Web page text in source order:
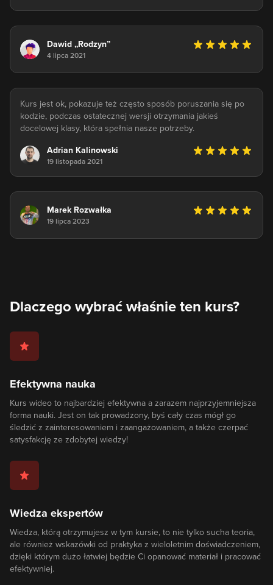
Dawid „Rodzyn”
4 lipca 2021
Kurs jest ok, pokazuje też często sposób poruszania się po
kodzie, podczas ostatecznej wersji otrzymania jakieś
docelowej klasy, która spełnia nasze potrzeby.
Adrian Kalinowski
19 listopada 2021
Marek Rozwałka
19 lipca 2023
Dlaczego wybrać właśnie ten kurs?
Efektywna nauka
Kurs wideo to najbardziej efektywna a zarazem najprzyjemniejsza
forma nauki. Jest on tak prowadzony, byś cały czas mógł go
śledzić z zainteresowaniem i zaangażowaniem, a także czerpać
satysfakcję ze zdobytej wiedzy!
Wiedza ekspertów
Wiedza, którą otrzymujesz w tym kursie, to nie tylko sucha teoria,
ale również wskazówki od praktyka z wieloletnim doświadczeniem,
dzięki którym dużo łatwiej będzie Ci opanować materiał i pracować
efektywniej.